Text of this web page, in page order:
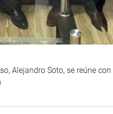
Alejandro Soto, se reúne